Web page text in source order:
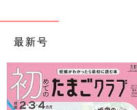
最新号